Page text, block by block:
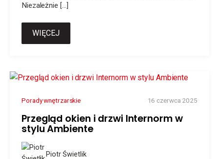
Niezależnie […]
WIĘCEJ
Porady wnętrzarskie 16 czerwca 2025
Przegląd okien i drzwi Internorm w
stylu Ambiente
Piotr Świetlik